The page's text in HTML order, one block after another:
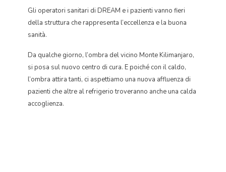
Gli operatori sanitari di DREAM e i pazienti vanno fieri
della struttura che rappresenta l’eccellenza e la buona
sanità.
Da qualche giorno, l’ombra del vicino Monte Kilimanjaro,
si posa sul nuovo centro di cura. E poiché con il caldo,
l’ombra attira tanti, ci aspettiamo una nuova affluenza di
pazienti che altre al refrigerio troveranno anche una calda
accoglienza.